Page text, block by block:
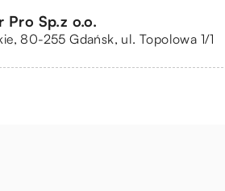
Pro Sp.z o.o.
80-255 Gdańsk, ul. Topolowa 1/1